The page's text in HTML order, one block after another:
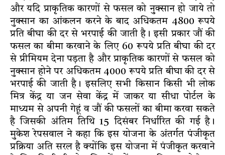
और यदि प्राकृतिक कारणों से फसल को नुक्सान हो जाये तो
नुक्सान का आंकलन करने के बाद अधिकतम 4800 रूपये
प्रति बीघा की दर से भरपाई की जाती है। इसी प्रकार जौं की
फसल का बीमा करवाने के लिए 60 रूपये प्रति बीघा की दर
से प्रीमियम देना पड़ता है और प्राकृतिक कारणों से फसल को
नुक्सान होने पर अधिकतम 4000 रूपये प्रति बीघा की दर से
भरपाई की जाती है। इसलिए सभी किसान किसी भी लोक
मित्र केंद्र या जन सेवा केंद्र में जाकर या सीधा पोर्टल के
माध्यम से अपनी गेहूं व जौं की फसलों का बीमा करवा सकते
है जिसकी अंतिम तिथि 15 दिसंबर निर्धारित की गई है।
मुकेश रेपसवाल ने कहा कि इस योजना के अंतर्गत पंजीकृत
प्रक्रिया अति सरल है क्योंकि इस योजना में पंजीकृत करवाने